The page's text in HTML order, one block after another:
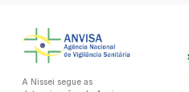
A Nissei segue as